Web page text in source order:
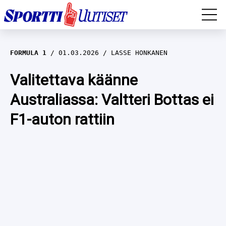
EM-YLEISURHEILU
JÄÄKIEKKO
YLEISURHEILU
WILMA HELTELÄ
TALVILAJIT
FORMULA 1 01.03.2026 LASSE HONKANEN
Valitettava käänne
Australiassa: Valtteri Bottas ei
F1-auton rattiin